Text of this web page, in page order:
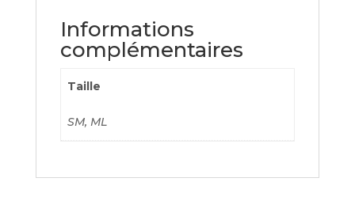
Informations
complémentaires
Taille
SM, ML